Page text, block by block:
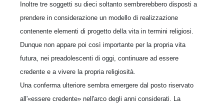
Inoltre tre soggetti su dieci soltanto sembrerebbero disposti a
prendere in considerazione un modello di realizzazione
contenente elementi di progetto della vita in termini religiosi.
Dunque non appare poi così importante per la propria vita
futura, nei preadolescenti di oggi, continuare ad essere
credente e a vivere la propria religiosità.
Una conferma ulteriore sembra emergere dal posto riservato
all'«essere credente» nell'arco degli anni considerati. La